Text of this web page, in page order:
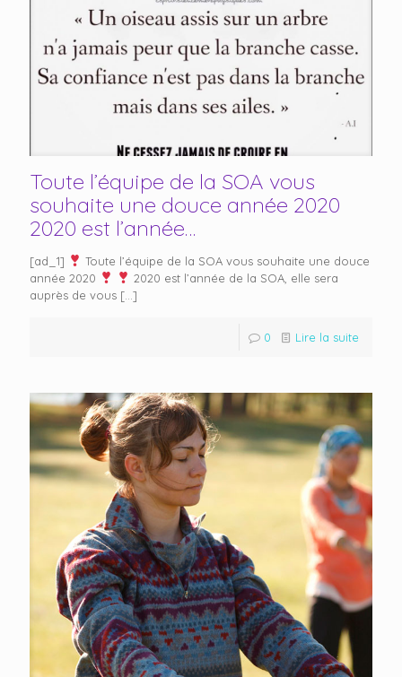
Toute l’équipe de la SOA vous
souhaite une douce année 2020
2020 est l’année…
[ad_1]
Toute l’équipe de la SOA vous souhaite une douce
année 2020
2020 est l’année de la SOA, elle sera
auprès de vous […]
0 Lire la suite